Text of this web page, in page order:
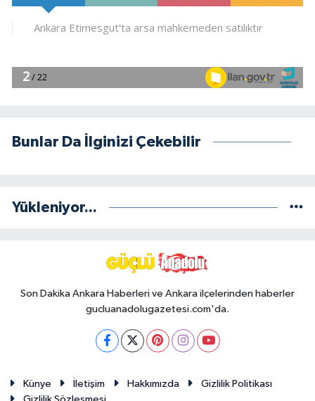
Bunlar Da İlginizi Çekebilir
Yükleniyor...
Son Dakika Ankara Haberleri ve Ankara ilçelerinden haberler
gucluanadolugazetesi.com'da.
Künye İletişim Hakkımızda
Gizlilik Politikası